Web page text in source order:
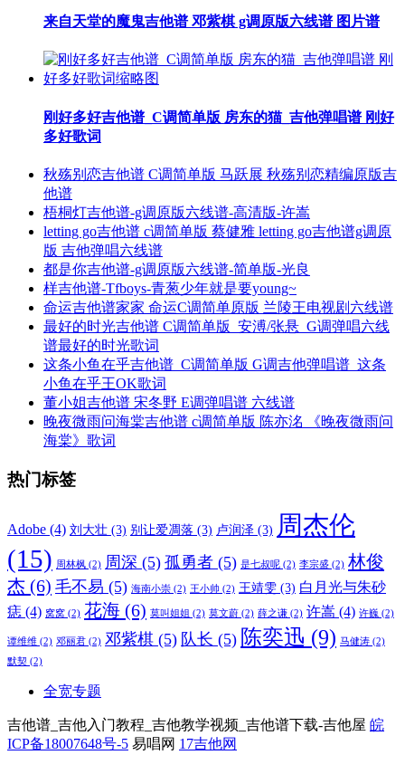
来自天堂的魔鬼吉他谱 邓紫棋 g调原版六线谱 图片谱
刚好多好吉他谱_C调简单版 房东的猫_吉他弹唱谱 刚好
多好歌词
秋殇别恋吉他谱 C调简单版 马跃展 秋殇别恋精编原版吉
他谱
梧桐灯吉他谱-g调原版六线谱-高清版-许嵩
letting go吉他谱 c调简单版 蔡健雅 letting go吉他谱g调原
版 吉他弹唱六线谱
都是你吉他谱-g调原版六线谱-简单版-光良
样吉他谱-Tfboys-青葱少年就是要young~
命运吉他谱家家 命运C调简单原版 兰陵王电视剧六线谱
最好的时光吉他谱 C调简单版_安溥/张悬_G调弹唱六线
谱最好的时光歌词
这条小鱼在乎吉他谱_C调简单版 G调吉他弹唱谱_这条
小鱼在乎王OK歌词
董小姐吉他谱 宋冬野 E调弹唱谱 六线谱
晚夜微雨问海棠吉他谱 c调简单版 陈亦洺 《晚夜微雨问
海棠》歌词
热门标签
Adobe (4) 刘大壮 (3) 别让爱凋落 (3) 卢润泽 (3) 周杰伦
(15) 周林枫 (2) 周深 (5) 孤勇者 (5) 是七叔呢 (2) 李宗盛 (2) 林俊
杰 (6) 毛不易 (5) 海南小崇 (2) 王小帅 (2) 王靖雯 (3) 白月光与朱砂
痣 (4) 窝窝 (2) 花海 (6) 莫叫姐姐 (2) 莫文蔚 (2) 薛之谦 (2) 许嵩 (4) 许巍 (2)
谭维维 (2) 邓丽君 (2) 邓紫棋 (5) 队长 (5) 陈奕迅 (9) 马健涛 (2)
默契 (2)
全宽专题
吉他谱_吉他入门教程_吉他教学视频_吉他谱下载-吉他屋 皖
ICP备18007648号-5 易唱网 17吉他网